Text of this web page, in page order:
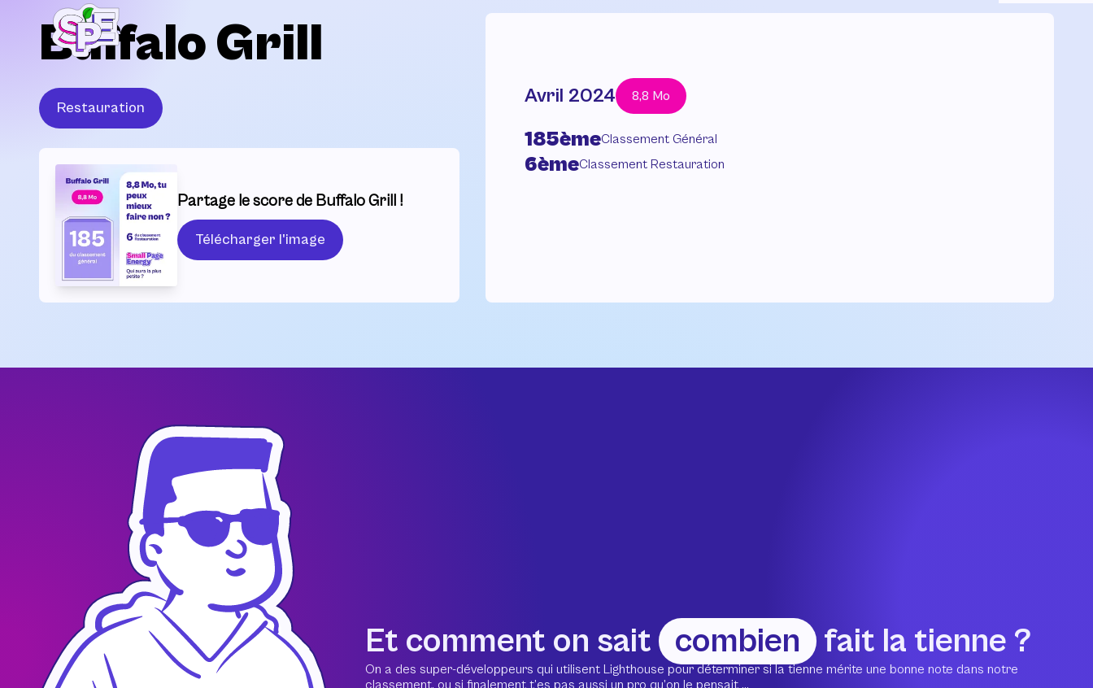
Buffalo Grill
Restauration
Partage le score de Buffalo Grill !
Télécharger l'image
Avril 2024 8,8 Mo
185èmeClassement Général
6èmeClassement Restauration
Et comment on sait combien fait la tienne ?
On a des super-développeurs qui utilisent Lighthouse pour déterminer si la tienne mérite une bonne note dans notre
classement, ou si finalement t’es pas aussi un pro qu’on le pensait ...